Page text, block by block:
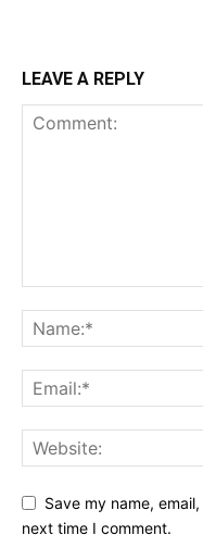
LEAVE A REPLY
Save my name,
next time I comment.